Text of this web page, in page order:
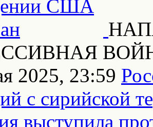
2025, 23:59
с сирийской